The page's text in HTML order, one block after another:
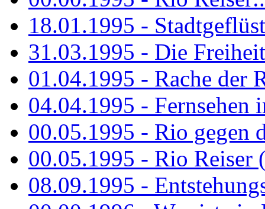
18.01.1995 -
31.03.1995 - Die
01.04.1995 - Rache der
04.04.1995 - Fernsehen
00.05.1995 - Rio gegen
00.05.1995 - Rio Reiser
08.09.1995 -